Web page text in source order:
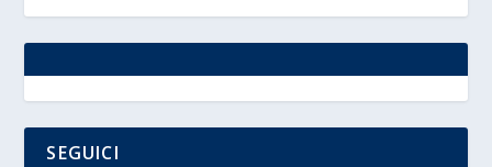
SEGUICI